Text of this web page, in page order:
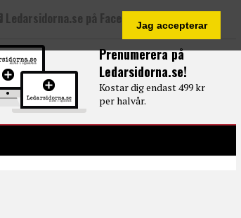
Jag accepterar
Prenumerera på
Ledarsidorna.se!
Kostar dig endast 499 kr
per halvår.
Ledarsidorna.se på Facebook